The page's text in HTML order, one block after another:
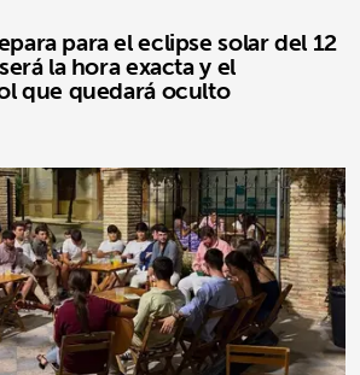
para el eclipse solar del 12
la hora exacta y el
que quedará oculto